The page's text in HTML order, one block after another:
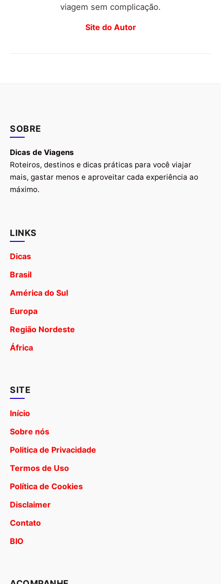
viagem sem complicação.
Site do Autor
SOBRE
Dicas de Viagens
Roteiros, destinos e dicas práticas para você viajar
mais, gastar menos e aproveitar cada experiência ao
máximo.
LINKS
Dicas
Brasil
América do Sul
Europa
Região Nordeste
África
SITE
Início
Sobre nós
Politica de Privacidade
Termos de Uso
Política de Cookies
Disclaimer
Contato
BIO